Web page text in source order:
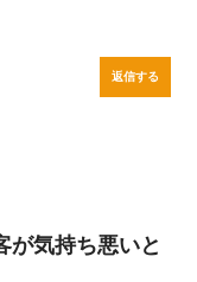
返信する
が気持ち悪いと